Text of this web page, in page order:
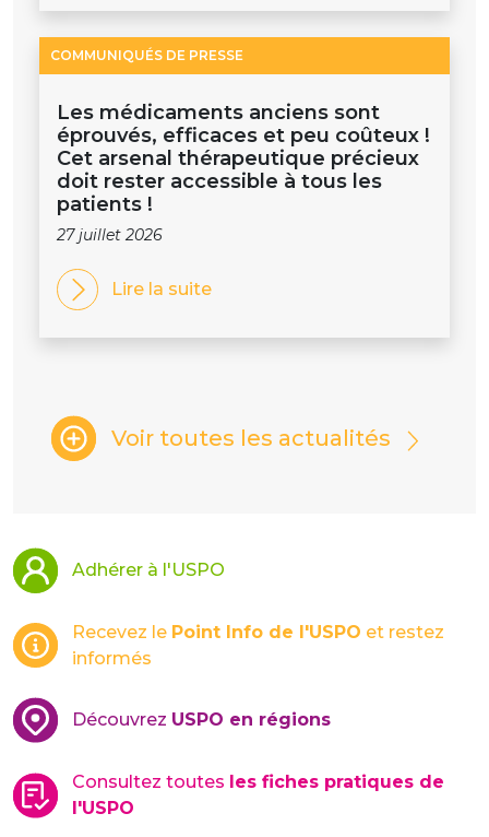
COMMUNIQUÉS DE PRESSE
Les médicaments anciens sont
éprouvés, efficaces et peu coûteux !
Cet arsenal thérapeutique précieux
doit rester accessible à tous les
patients !
27 juillet 2026
Lire la suite
Voir toutes les actualités
Adhérer à l'USPO
Recevez le Point Info de l'USPO et restez
informés
Découvrez USPO en régions
Consultez toutes les fiches pratiques de
l'USPO